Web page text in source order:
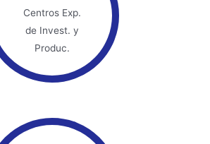
Centros Exp.
de Invest. y
Produc.